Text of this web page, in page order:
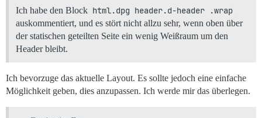
Ich habe den Block html.dpg header.d-header .wrap
auskommentiert, und es stört nicht allzu sehr, wenn oben über
der statischen geteilten Seite ein wenig Weißraum um den
Header bleibt.
Ich bevorzuge das aktuelle Layout. Es sollte jedoch eine einfache
Möglichkeit geben, dies anzupassen. Ich werde mir das überlegen.